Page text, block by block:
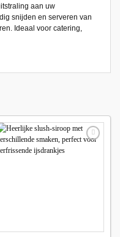
aan uw
snijden en serveren van
Ideaal voor catering,